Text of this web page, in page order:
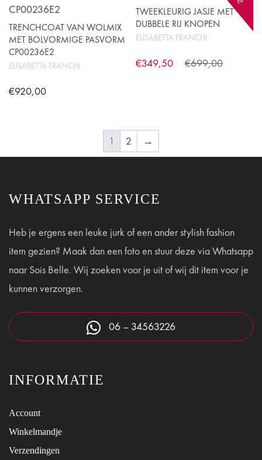
meerdere
variaties.
Deze
kan
de
productpagina
TRENCHCOAT VAN WOLMIX
MET BOLVORMIGE PASVORM
CP00236E2
ELISABETTA FRANCHI
€920,00
meerdere
optie
gekozen
worden
op
de
productpagina
TWEEKLEURIG JASJE MET
DUBBELE RIJ KNOPEN
ELISABETTA FRANCHI
€699,00
Oorspronkelijke
€349,50
Huidige
meerdere
variaties.
Deze
kan
gekozen
op
de
productpagina
1 2 →
WHATSAPP SERVICE
Heb je ergens een leuke jurk of een ander stylish fashion
item gezien? Maak dan een foto en stuur deze via Whatsapp
naar Sois Belle. Wij zoeken voor je uit of wij dit item voor je
kunnen verzorgen.
06 – 34563226
INFORMATIE
Account
Winkelmandje
Verzendingen